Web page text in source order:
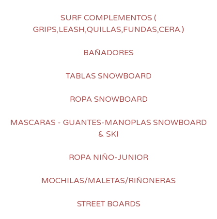
SURF COMPLEMENTOS (
GRIPS,LEASH,QUILLAS,FUNDAS,CERA.)
BAÑADORES
TABLAS SNOWBOARD
ROPA SNOWBOARD
MASCARAS - GUANTES-MANOPLAS SNOWBOARD
& SKI
ROPA NIÑO-JUNIOR
MOCHILAS/MALETAS/RIÑONERAS
STREET BOARDS